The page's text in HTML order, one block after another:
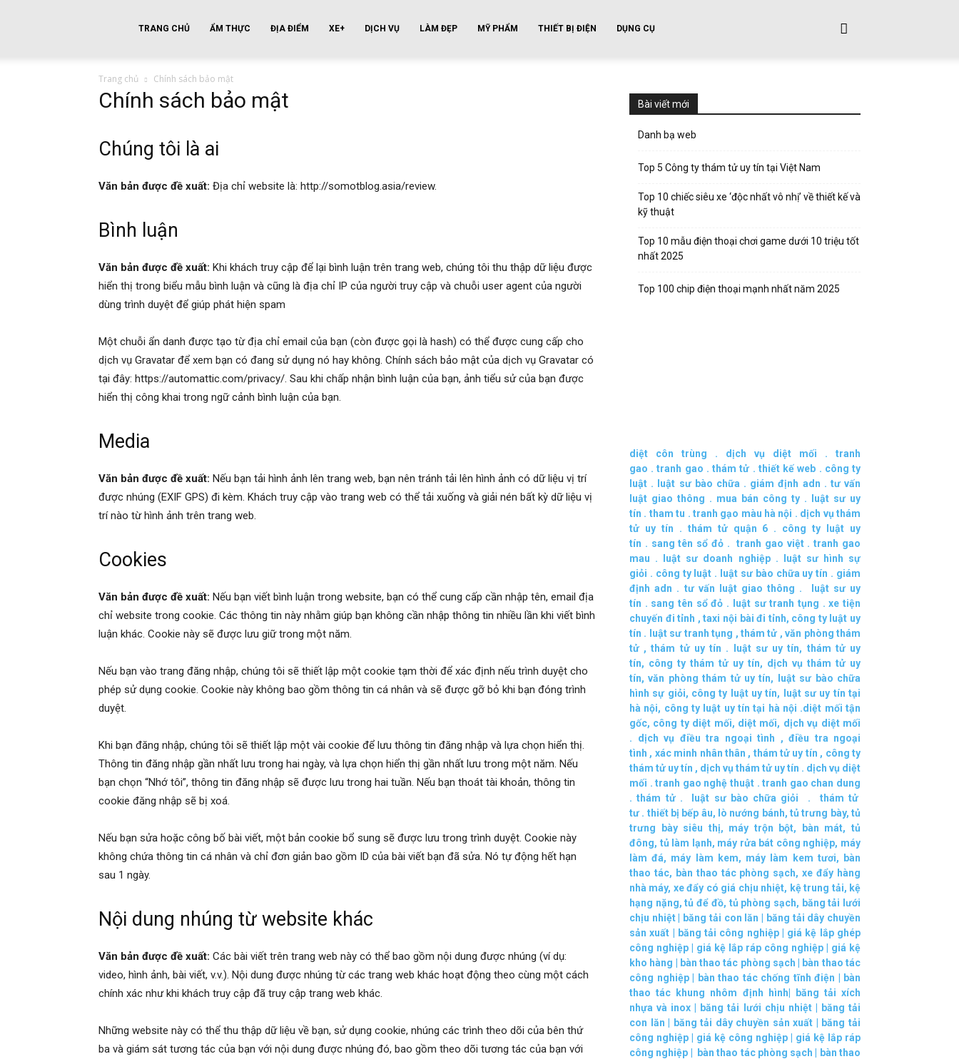
list
vietnam
TRANG CHỦ ẨM THỰC ĐỊA ĐIỂM XE+ DỊCH VỤ LÀM ĐẸP MỸ PHẨM THIẾT BỊ ĐIỆN DỤNG CỤ
Trang chủ Chính sách bảo mật
Chính sách bảo mật
Chúng tôi là ai
Văn bản được đề xuất: Địa chỉ website là: http://somotblog.asia/review.
Bình luận
Văn bản được đề xuất: Khi khách truy cập để lại bình luận trên trang web, chúng tôi thu thập dữ liệu được
hiển thị trong biểu mẫu bình luận và cũng là địa chỉ IP của người truy cập và chuỗi user agent của người
dùng trình duyệt để giúp phát hiện spam
Một chuỗi ẩn danh được tạo từ địa chỉ email của bạn (còn được gọi là hash) có thể được cung cấp cho
dịch vụ Gravatar để xem bạn có đang sử dụng nó hay không. Chính sách bảo mật của dịch vụ Gravatar có
tại đây: https://automattic.com/privacy/. Sau khi chấp nhận bình luận của bạn, ảnh tiểu sử của bạn được
hiển thị công khai trong ngữ cảnh bình luận của bạn.
Media
Văn bản được đề xuất: Nếu bạn tải hình ảnh lên trang web, bạn nên tránh tải lên hình ảnh có dữ liệu vị trí
được nhúng (EXIF GPS) đi kèm. Khách truy cập vào trang web có thể tải xuống và giải nén bất kỳ dữ liệu vị
trí nào từ hình ảnh trên trang web.
Cookies
Văn bản được đề xuất: Nếu bạn viết bình luận trong website, bạn có thể cung cấp cần nhập tên, email địa
chỉ website trong cookie. Các thông tin này nhằm giúp bạn không cần nhập thông tin nhiều lần khi viết bình
luận khác. Cookie này sẽ được lưu giữ trong một năm.
Nếu bạn vào trang đăng nhập, chúng tôi sẽ thiết lập một cookie tạm thời để xác định nếu trình duyệt cho
phép sử dụng cookie. Cookie này không bao gồm thông tin cá nhân và sẽ được gỡ bỏ khi bạn đóng trình
duyệt.
Khi bạn đăng nhập, chúng tôi sẽ thiết lập một vài cookie để lưu thông tin đăng nhập và lựa chọn hiển thị.
Thông tin đăng nhập gần nhất lưu trong hai ngày, và lựa chọn hiển thị gần nhất lưu trong một năm. Nếu
bạn chọn “Nhớ tôi”, thông tin đăng nhập sẽ được lưu trong hai tuần. Nếu bạn thoát tài khoản, thông tin
cookie đăng nhập sẽ bị xoá.
Nếu bạn sửa hoặc công bố bài viết, một bản cookie bổ sung sẽ được lưu trong trình duyệt. Cookie này
không chứa thông tin cá nhân và chỉ đơn giản bao gồm ID của bài viết bạn đã sửa. Nó tự động hết hạn
sau 1 ngày.
Nội dung nhúng từ website khác
Văn bản được đề xuất: Các bài viết trên trang web này có thể bao gồm nội dung được nhúng (ví dụ:
video, hình ảnh, bài viết, v.v.). Nội dung được nhúng từ các trang web khác hoạt động theo cùng một cách
chính xác như khi khách truy cập đã truy cập trang web khác.
Những website này có thể thu thập dữ liệu về bạn, sử dụng cookie, nhúng các trình theo dõi của bên thứ
ba và giám sát tương tác của bạn với nội dung được nhúng đó, bao gồm theo dõi tương tác của bạn với
Bài viết mới
Danh bạ web
Top 5 Công ty thám tử uy tín tại Việt Nam
Top 10 chiếc siêu xe ‘độc nhất vô nhị’ về thiết kế và
kỹ thuật
Top 10 mẫu điện thoại chơi game dưới 10 triệu tốt
nhất 2025
Top 100 chip điện thoại mạnh nhất năm 2025
diệt côn trùng . dịch vụ diệt mối . tranh
gao .tranh gao .thám tử . thiết kế web . công ty
luật . luật sư bào chữa . giám định adn . tư vấn
luật giao thông . mua bán công ty .
luật sư uy
tín . tham tu . tranh gạo màu hà nội . dịch vụ thám
tử uy tín . thám tử quận 6 . công ty luật uy
tín . sang tên sổ đỏ.tranh gao việt.tranh gao
mau . luật sư doanh nghiệp.
luật sư hình sự
giỏi . công ty luật . luật sư bào chữa uy tín . giám
định adn . tư vấn luật giao thông .
luật sư uy
tín . sang tên sổ đỏ . luật sư tranh tụng .xe tiện
chuyến đi tỉnh ,taxi nội bài đi tỉnh, công ty luật uy
tín . luật sư tranh tụng , thám tử ,văn phòng thám
tử ,thám tử uy tín . luật sư uy tín, thám tử uy
tín, công ty thám tử uy tín, dịch vụ thám tử uy
tín,văn phòng thám tử uy tín,
luật sư bào chữa
hình sự giỏi, công ty luật uy tín,
luật sư uy tín tại
hà nội, công ty luật uy tín tại hà nội .diệt mối tận
gốc, công ty diệt mối, diệt mối, dịch vụ diệt mối
. dịch vụ điều tra ngoại tình , điều tra ngoại
tình , xác minh nhân thân , thám tử uy tín , công ty
thám tử uy tín , dịch vụ thám tử uy tín . dịch vụ diệt
mối .tranh gao nghệ thuật .tranh gao chan dung
.thám tử. luật sư bào chữa giỏi . thám tử
tư . thiết bị bếp âu, lò nướng bánh,tủ trưng bày,tủ
trưng bày siêu thị, máy trộn bột, bàn mát,tủ
đông, tủ làm lạnh, máy rửa bát công nghiệp, máy
làm đá, máy làm kem, máy làm kem tươi,
bàn
thao tác, bàn thao tác phòng sạch,xe đẩy hàng
nhà máy, xe đẩy có giá chịu nhiệt, kệ trung tải, kệ
hạng nặng,tủ để đồ, tủ phòng sạch, băng tải lưới
chịu nhiệt| băng tải con lăn
băng tải dây chuyền
sản xuất
băng tải công nghiệp| giá kệ lắp ghép
công nghiệp
giá kệ lắp ráp công nghiệp
giá kệ
kho hàng
bàn thao tác phòng sạch
bàn thao tác
công nghiệp| bàn thao tác chống tĩnh điện
bàn
thao tác khung nhôm định hình
băng tải xích
nhựa và inox
băng tải lưới chịu nhiệt|
băng tải
con lăn
băng tải dây chuyền sản xuất
băng tải
công nghiệp
giá kệ công nghiệp
giá kệ lắp ráp
công nghiệp
bàn thao tác phòng sạch
bàn thao